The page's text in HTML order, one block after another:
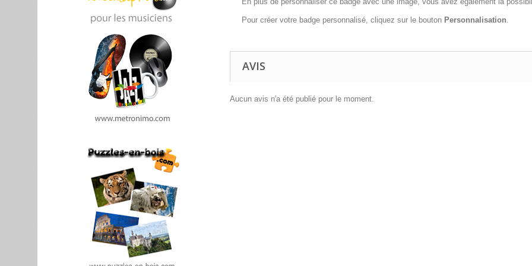
Pour créer votre badge personnalisé, cliquez sur le bouton Personnalisation.
AVIS
Aucun avis n'a été publié pour le moment.